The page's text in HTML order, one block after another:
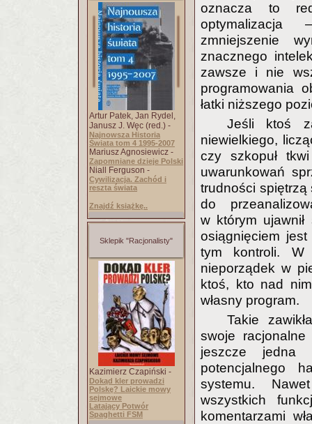
Artur Patek, Jan Rydel,
Janusz J. Węc (red.) -
Najnowsza Historia
Świata tom 4 1995-2007
Mariusz Agnosiewicz -
Zapomniane dzieje Polski
Niall Ferguson -
Cywilizacja. Zachód i
reszta świata
Znajdź książkę..
Sklepik "Racjonalisty"
Kazimierz Czapiński -
Dokąd kler prowadzi
Polskę? Laickie mowy
sejmowe
Latający Potwór
Spaghetti FSM
oznacza to
optymalizacja
zmniejszenie
znacznego
zawsze i nie
programowania
łatki niższego
Jeśli ktoś
niewielkiego,
czy szkopuł
uwarunkowań
trudności spiętrzą
do
w którym
osiągnięciem
tym kontroli. W
nieporządek w
ktoś, kto nad
własny program.
Takie
swoje
jeszcze jedna
potencjalnego
systemu.
wszystkich
komentarzami